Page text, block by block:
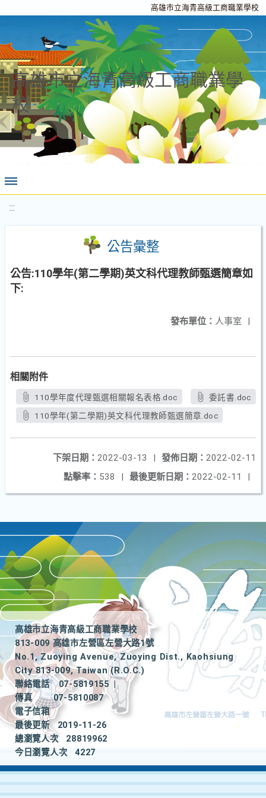
高雄市立海青高級工商職業學校
高雄市立海青高級工商職業學
校
:::
公告彙整
公告:110學年(第二學期)英文科代理教師甄選簡章如
下:
發布單位： 人事室 |
相關附件
110學年度代理甄選相關報名表格.doc
委託書.doc
110學年(第二學期)英文科代理教師甄選簡章.doc
發佈日期： 2022-02-11
下架日期： 2022-03-13
|
最後更新日期： 2022-02-11 |
點擊率： 538 |
高雄市立海青高級工商職業學校
813-009 高雄市左營區左營大路1號
No.1, Zuoying Avenue, Zuoying Dist., Kaohsiung
City 813-009, Taiwan (R.O.C.)
聯絡電話
07-5819155
|
傳真
07-5810087
電子信箱
最後更新
2019-11-26
總瀏覽人次
28819962
今日瀏覽人次
4227